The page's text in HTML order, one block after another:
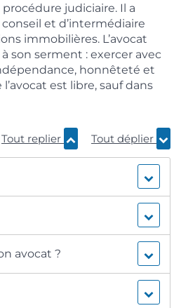
judiciaire. Il a
et d’intermédiaire
immobilières. L’avocat
son serment : exercer avec
honnêteté et
est libre, sauf dans
Tout replier Tout déplier
avocat ?